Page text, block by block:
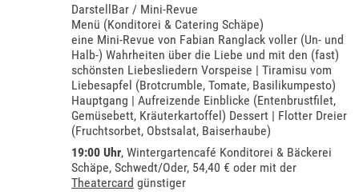
DarstellBar / Mini-Revue
Menü (Konditorei & Catering Schäpe)
eine Mini-Revue von Fabian Ranglack voller (Un- und
Halb-) Wahrheiten über die Liebe und mit den (fast)
schönsten Liebesliedern Vorspeise | Tiramisu vom
Liebesapfel (Brotcrumble, Tomate, Basilikumpesto)
Hauptgang | Aufreizende Einblicke (Entenbrustfilet,
Gemüsebett, Kräuterkartoffel) Dessert | Flotter Dreier
(Fruchtsorbet, Obstsalat, Baiserhaube)
19:00 Uhr,Wintergartencafé Konditorei & Bäckerei
Schäpe, Schwedt/Oder, 54,40 € oder mit der
Theatercard günstiger